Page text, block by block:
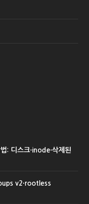
: 디스크·inode·삭제된
v2·rootless